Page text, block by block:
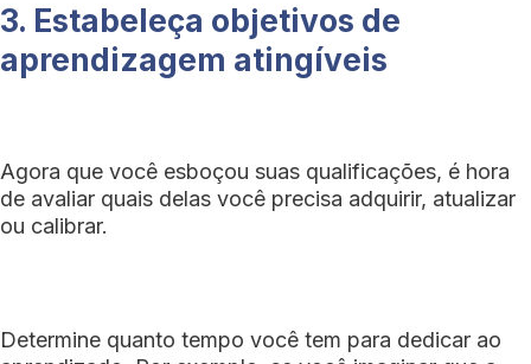
3. Estabeleça objetivos de
aprendizagem atingíveis
Agora que você esboçou suas qualificações, é hora
de avaliar quais delas você precisa adquirir, atualizar
ou calibrar.
Determine quanto tempo você tem para dedicar ao